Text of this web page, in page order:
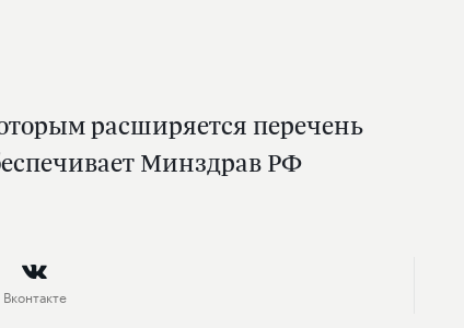
расширяется перечень
Минздрав РФ
Вконтакте